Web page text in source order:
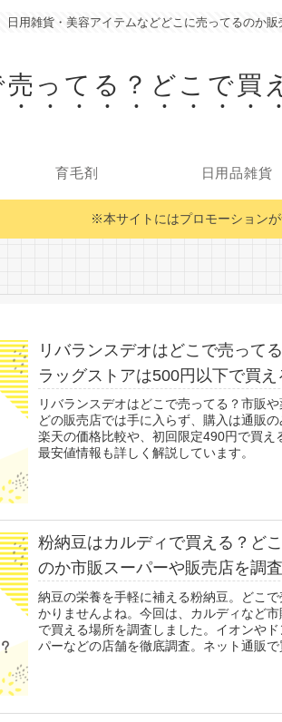
日用雑貨・美容アイテムなどどこに売ってるのか
売ってる？どこで買
育毛剤 日用品雑貨
※本サイトにはプロモーション
リバランスデオはどこで売って
ラッグストアは500円以下で買え
リバランスデオはどこで売ってる？市販
どの販売店では手に入らず、購入は通販
楽天の価格比較や、初回限定490円で買え
最安値情報も詳しく解説しています。
粉納豆はカルディで買える？ど
のか市販スーパーや販売店を調査
納豆の栄養を手軽に補える粉納豆。どこ
かりませんよね。今回は、カルディなど
で買える場所を調査しました。イオンや
パーなどの店舗を徹底調査。ネット通販で